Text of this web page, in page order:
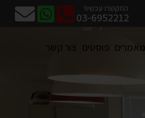
התקשרו עכשיו!
03-6952212
מאמרים פוסטים צור קשר